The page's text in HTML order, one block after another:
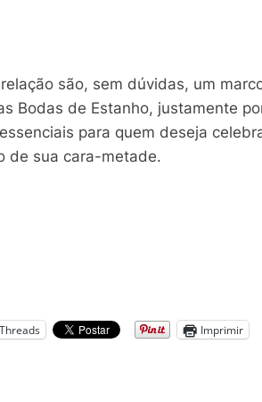
são, sem dúvidas, um
Bodas de Estanho, justamente
para quem deseja
de sua cara-metade.
Threads Imprimir